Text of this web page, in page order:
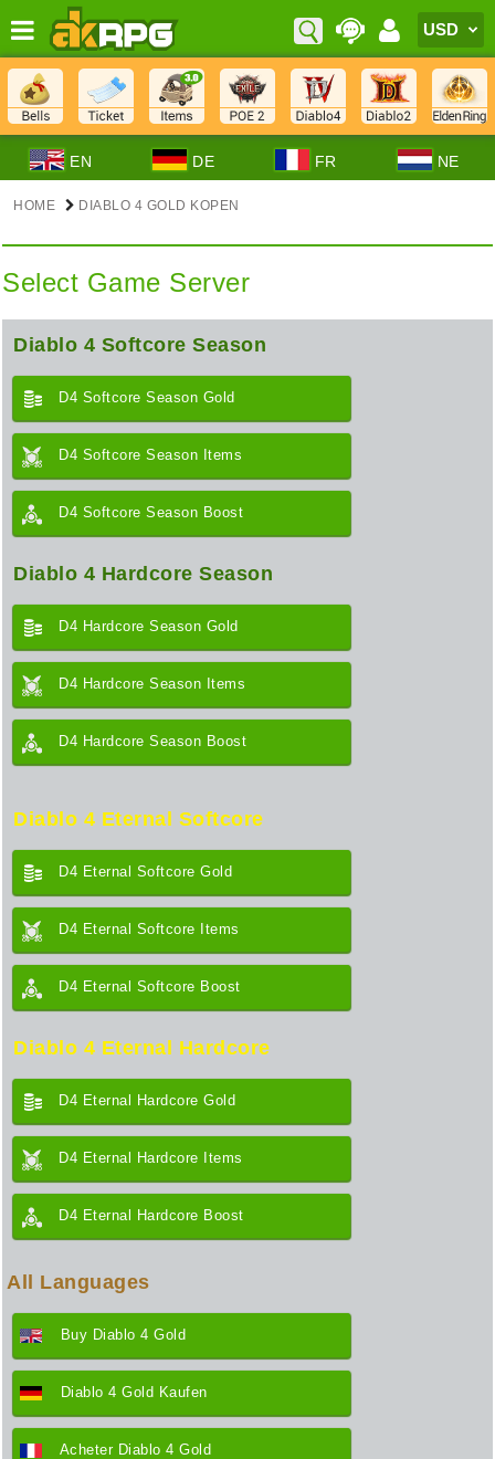
EN DE FR NE
HOME DIABLO 4 GOLD KOPEN
Select Game Server
Diablo 4 Softcore Season
D4 Softcore Season Gold
D4 Softcore Season Items
D4 Softcore Season Boost
Diablo 4 Hardcore Season
D4 Hardcore Season Gold
D4 Hardcore Season Items
D4 Hardcore Season Boost
Diablo 4 Eternal Softcore
D4 Eternal Softcore Gold
D4 Eternal Softcore Items
D4 Eternal Softcore Boost
Diablo 4 Eternal Hardcore
D4 Eternal Hardcore Gold
D4 Eternal Hardcore Items
D4 Eternal Hardcore Boost
All Languages
Buy Diablo 4 Gold
Diablo 4 Gold Kaufen
Acheter Diablo 4 Gold